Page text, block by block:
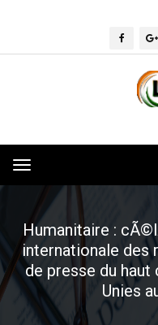
Toggle
navigation
Humanitaire :
internationale
de presse du
Unies